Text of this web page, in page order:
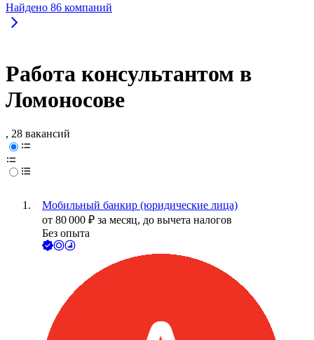
Найдено 86 компаний
Работа консультантом в
Ломоносове
, 28 вакансий
Мобильный банкир (юридические лица)
от 80 000 ₽ за месяц, до вычета налогов
Без опыта